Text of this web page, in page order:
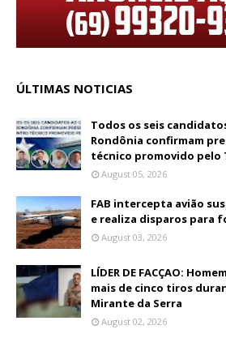
ÚLTIMAS NOTICIAS
Todos os seis
Rondônia confirmam
técnico promovido pelo
August 05, 2026
FAB intercepta avião
e realiza disparos para
August 03, 2026
LÍDER DE FACÇAO:
mais de cinco tiros
Mirante da Serra
August 02, 2026